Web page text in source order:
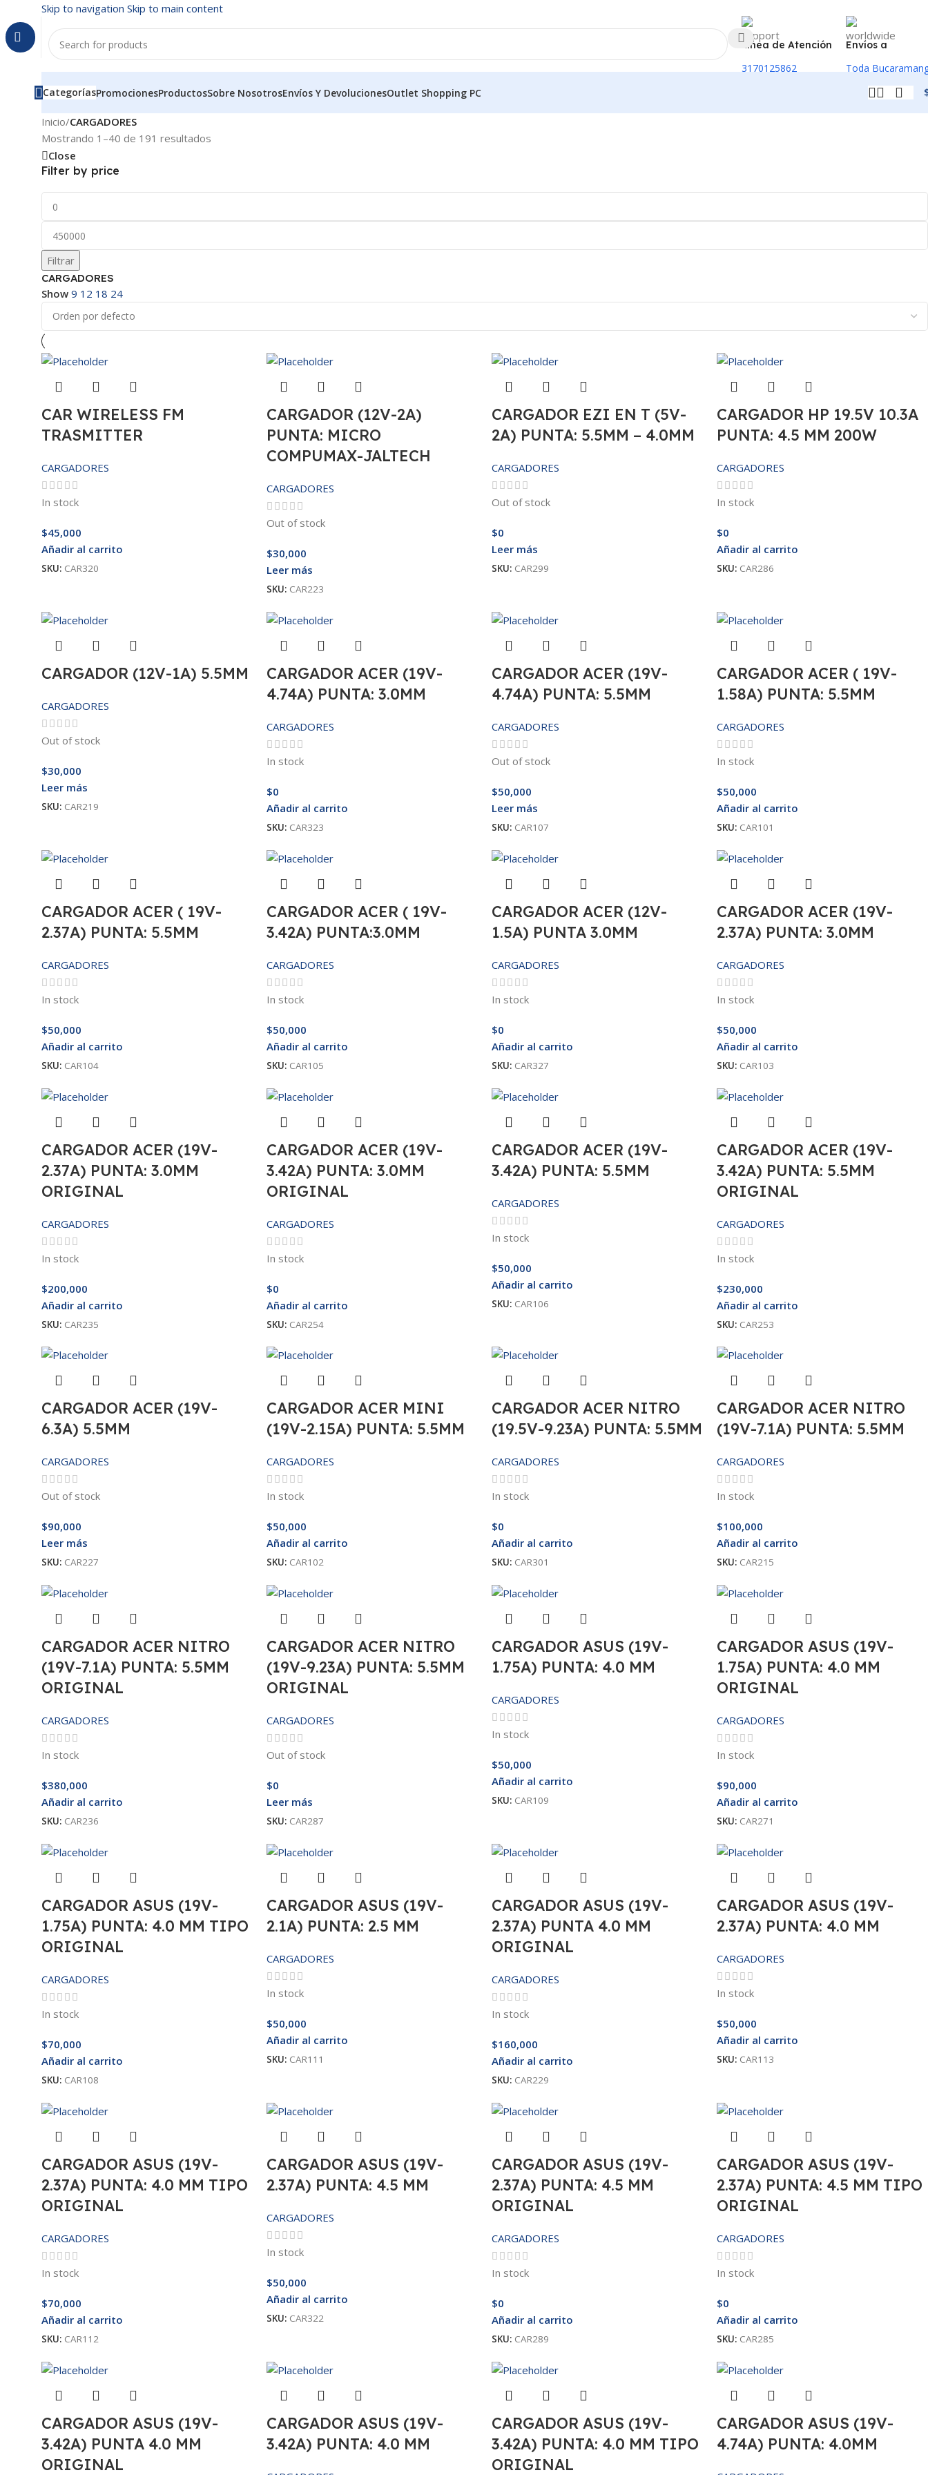
Skip to navigation Skip to main content
Linea de Atención
3170125862
Envíos a
Toda
CategoríasPromocionesProductosSobre NosotrosEnvíos Y DevolucionesOutlet Shopping PC
Inicio/CARGADORES
Mostrando 1–40 de 191 resultados
Close
Filter by price
Filtrar
CARGADORES
Show 9 12 18 24
CAR WIRELESS FM
TRASMITTER
CARGADORES
In stock
$45,000
Añadir al carrito
SKU: CAR320
CARGADOR (12V-2A)
PUNTA: MICRO
COMPUMAX-JALTECH
CARGADORES
Out of stock
$30,000
Leer más
SKU: CAR223
CARGADOR EZI EN T (5V-
2A) PUNTA: 5.5MM – 4.0MM
CARGADORES
Out of stock
$0
Leer más
SKU: CAR299
CARGADOR HP 19.5V 10.3A
PUNTA: 4.5 MM 200W
CARGADORES
In stock
$0
Añadir al carrito
SKU: CAR286
CARGADOR (12V-1A) 5.5MM
CARGADORES
Out of stock
$30,000
Leer más
SKU: CAR219
CARGADOR ACER (19V-
4.74A) PUNTA: 3.0MM
CARGADORES
In stock
$0
Añadir al carrito
SKU: CAR323
CARGADOR ACER (19V-
4.74A) PUNTA: 5.5MM
CARGADORES
Out of stock
$50,000
Leer más
SKU: CAR107
CARGADOR ACER ( 19V-
1.58A) PUNTA: 5.5MM
CARGADORES
In stock
$50,000
Añadir al carrito
SKU: CAR101
CARGADOR ACER ( 19V-
2.37A) PUNTA: 5.5MM
CARGADORES
In stock
$50,000
Añadir al carrito
SKU: CAR104
CARGADOR ACER ( 19V-
3.42A) PUNTA:3.0MM
CARGADORES
In stock
$50,000
Añadir al carrito
SKU: CAR105
CARGADOR ACER (12V-
1.5A) PUNTA 3.0MM
CARGADORES
In stock
$0
Añadir al carrito
SKU: CAR327
CARGADOR ACER (19V-
2.37A) PUNTA: 3.0MM
CARGADORES
In stock
$50,000
Añadir al carrito
SKU: CAR103
CARGADOR ACER (19V-
2.37A) PUNTA: 3.0MM
ORIGINAL
CARGADORES
In stock
$200,000
Añadir al carrito
SKU: CAR235
CARGADOR ACER (19V-
3.42A) PUNTA: 3.0MM
ORIGINAL
CARGADORES
In stock
$0
Añadir al carrito
SKU: CAR254
CARGADOR ACER (19V-
3.42A) PUNTA: 5.5MM
CARGADORES
In stock
$50,000
Añadir al carrito
SKU: CAR106
CARGADOR ACER (19V-
3.42A) PUNTA: 5.5MM
ORIGINAL
CARGADORES
In stock
$230,000
Añadir al carrito
SKU: CAR253
CARGADOR ACER (19V-
6.3A) 5.5MM
CARGADORES
Out of stock
$90,000
Leer más
SKU: CAR227
CARGADOR ACER MINI
(19V-2.15A) PUNTA: 5.5MM
CARGADORES
In stock
$50,000
Añadir al carrito
SKU: CAR102
CARGADOR ACER NITRO
(19.5V-9.23A) PUNTA: 5.5MM
CARGADORES
In stock
$0
Añadir al carrito
SKU: CAR301
CARGADOR ACER NITRO
(19V-7.1A) PUNTA: 5.5MM
CARGADORES
In stock
$100,000
Añadir al carrito
SKU: CAR215
CARGADOR ACER NITRO
(19V-7.1A) PUNTA: 5.5MM
ORIGINAL
CARGADORES
In stock
$380,000
Añadir al carrito
SKU: CAR236
CARGADOR ACER NITRO
(19V-9.23A) PUNTA: 5.5MM
ORIGINAL
CARGADORES
Out of stock
$0
Leer más
SKU: CAR287
CARGADOR ASUS (19V-
1.75A) PUNTA: 4.0 MM
CARGADORES
In stock
$50,000
Añadir al carrito
SKU: CAR109
CARGADOR ASUS (19V-
1.75A) PUNTA: 4.0 MM
ORIGINAL
CARGADORES
In stock
$90,000
Añadir al carrito
SKU: CAR271
CARGADOR ASUS (19V-
1.75A) PUNTA: 4.0 MM TIPO
ORIGINAL
CARGADORES
In stock
$70,000
Añadir al carrito
SKU: CAR108
CARGADOR ASUS (19V-
2.1A) PUNTA: 2.5 MM
CARGADORES
In stock
$50,000
Añadir al carrito
SKU: CAR111
CARGADOR ASUS (19V-
2.37A) PUNTA 4.0 MM
ORIGINAL
CARGADORES
In stock
$160,000
Añadir al carrito
SKU: CAR229
CARGADOR ASUS (19V-
2.37A) PUNTA: 4.0 MM
CARGADORES
In stock
$50,000
Añadir al carrito
SKU: CAR113
CARGADOR ASUS (19V-
2.37A) PUNTA: 4.0 MM TIPO
ORIGINAL
CARGADORES
In stock
$70,000
Añadir al carrito
SKU: CAR112
CARGADOR ASUS (19V-
2.37A) PUNTA: 4.5 MM
CARGADORES
In stock
$50,000
Añadir al carrito
SKU: CAR322
CARGADOR ASUS (19V-
2.37A) PUNTA: 4.5 MM
ORIGINAL
CARGADORES
In stock
$0
Añadir al carrito
SKU: CAR289
CARGADOR ASUS (19V-
2.37A) PUNTA: 4.5 MM TIPO
ORIGINAL
CARGADORES
In stock
$0
Añadir al carrito
SKU: CAR285
CARGADOR ASUS (19V-
3.42A) PUNTA 4.0 MM
ORIGINAL
CARGADOR ASUS (19V-
3.42A) PUNTA: 4.0 MM
CARGADOR ASUS (19V-
3.42A) PUNTA: 4.0 MM TIPO
ORIGINAL
CARGADOR ASUS (19V-
4.74A) PUNTA: 4.0MM